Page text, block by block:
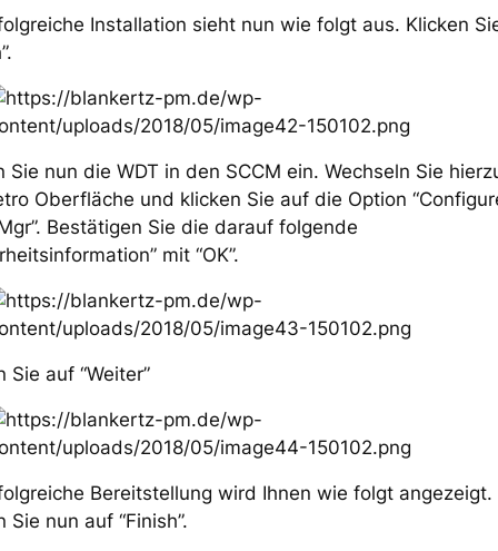
Installation sieht nun wie folgt aus. Klicken
Sie nun die WDT in den SCCM ein. Wechseln Sie
Oberfläche und klicken Sie auf die Option
Bestätigen Sie die darauf folgende
mit “OK”.
Sie auf “Weiter”
Bereitstellung wird Ihnen wie folgt angezeigt.
Sie nun auf “Finish”.